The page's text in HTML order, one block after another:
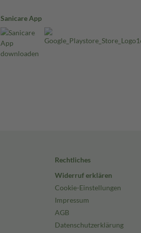
Sanicare App
Rechtliches
Widerruf erklären
Cookie-Einstellungen
Impressum
AGB
Datenschutzerklärung